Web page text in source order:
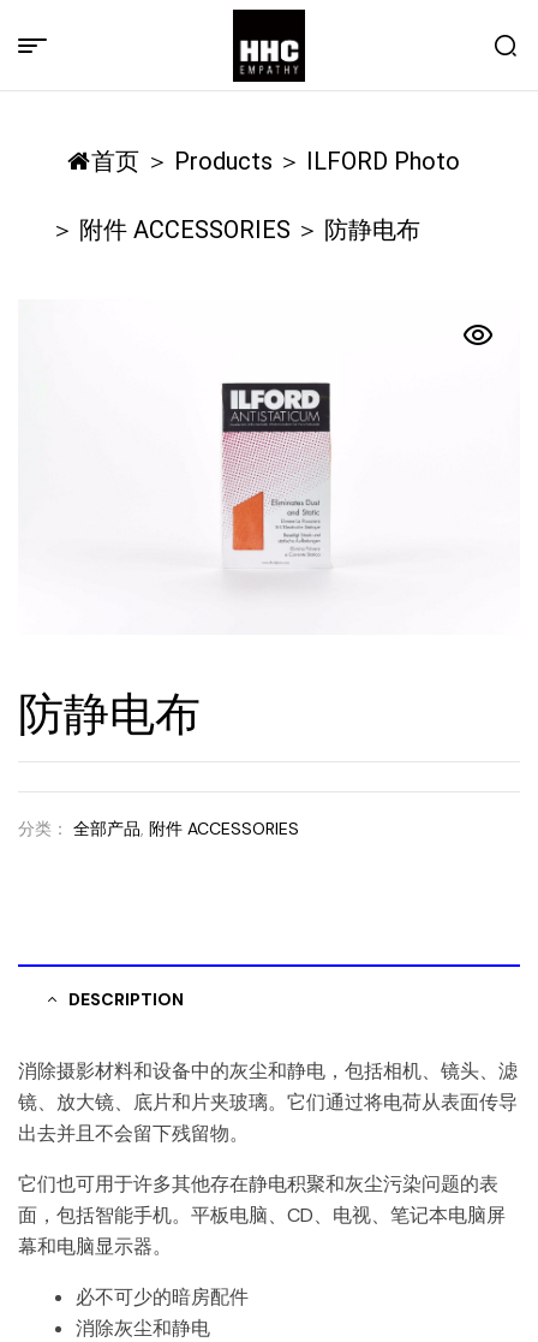
首页 ＞ Products ＞ ILFORD Photo
＞ 附件 ACCESSORIES ＞ 防静电布
防静电布
分类： 全部产品, 附件 ACCESSORIES
DESCRIPTION
消除摄影材料和设备中的灰尘和静电，包括相机、镜头、滤
镜、放大镜、底片和片夹玻璃。它们通过将电荷从表面传导
出去并且不会留下残留物。
它们也可用于许多其他存在静电积聚和灰尘污染问题的表
面，包括智能手机。平板电脑、CD、电视、笔记本电脑屏
幕和电脑显示器。
必不可少的暗房配件
消除灰尘和静电